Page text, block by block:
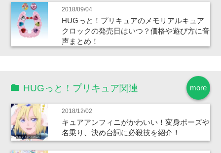
2018/09/04
HUGっと！プリキュアのメモリアルキュア
クロックの発売日はいつ？価格や遊び方に音
声まとめ！
more
HUGっと！プリキュア関連
2018/12/02
キュアアンフィニがかわいい！変身ポーズや
名乗り、決め台詞に必殺技を紹介！